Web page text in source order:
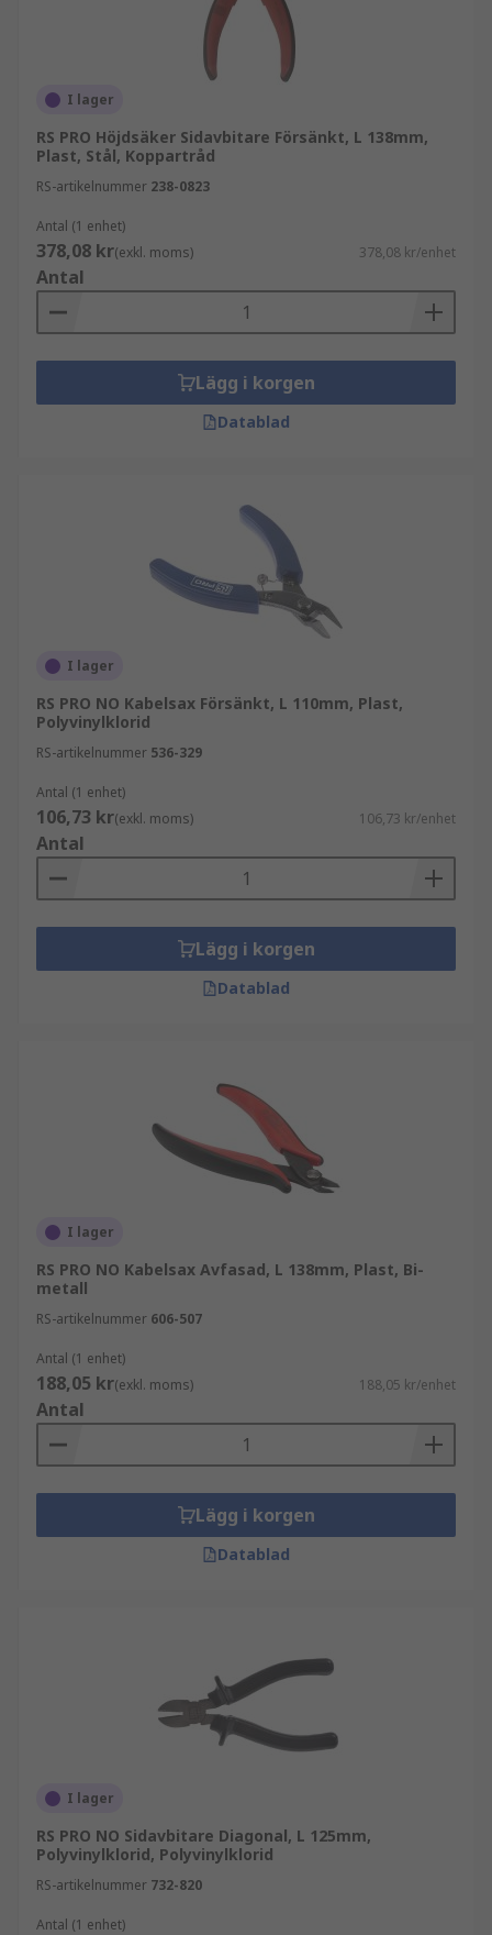
I lager
RS PRO Höjdsäker Sidavbitare Försänkt, L 138mm,
Plast, Stål, Koppartråd
RS-artikelnummer 238-0823
Antal (1 enhet)
378,08 kr(exkl. moms) 378,08 kr/enhet
Antal
Lägg i korgen
Datablad
I lager
RS PRO NO Kabelsax Försänkt, L 110mm, Plast,
Polyvinylklorid
RS-artikelnummer 536-329
Antal (1 enhet)
106,73 kr(exkl. moms) 106,73 kr/enhet
Antal
Lägg i korgen
Datablad
I lager
RS PRO NO Kabelsax Avfasad, L 138mm, Plast, Bi-
metall
RS-artikelnummer 606-507
Antal (1 enhet)
188,05 kr(exkl. moms) 188,05 kr/enhet
Antal
Lägg i korgen
Datablad
I lager
RS PRO NO Sidavbitare Diagonal, L 125mm,
Polyvinylklorid, Polyvinylklorid
RS-artikelnummer 732-820
Antal (1 enhet)